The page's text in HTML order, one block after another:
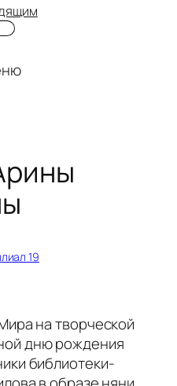
19
на творческой
дню рождения
библиотеки-